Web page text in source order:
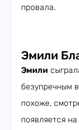
провала.
Эмили
Эмили
безупречным
похоже,
появляется